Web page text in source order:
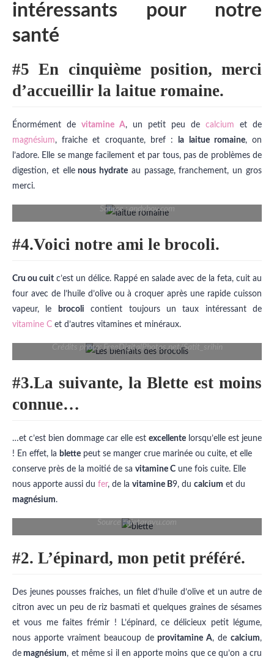
intéressants pour notre
santé
#5 En cinquième position, merci
d’accueillir la laitue romaine.
Énormément de vitamine A, un petit peu de calcium et de
magnésium, fraiche et croquante, bref : la laitue romaine, on
l’adore. Elle se mange facilement et par tous, pas de problèmes de
digestion, et ellenous hydrate au passage, franchement, un gros
merci.
Source : andyboy.com
#4.Voici notre ami le brocoli.
Cru ou cuit c’est un délice. Rappé en salade avec de la feta, cuit au
four avec de l’huile d’olive ou à croquer après une rapide cuisson
vapeur, le
brocoli contient toujours un taux intéressant de
vitamine C et d’autres vitamines et minéraux.
Crédits photo: FreeDigitalPhotos.net/Satit_srihin
#3.La suivante, la Blette est moins
connue…
…et c’est bien dommage car elle est excellente lorsqu’elle est jeune
! En effet, la blette peut se manger crue marinée ou cuite, et elle
conserve près de la moitié de sa vitamine C une fois cuite. Elle
nous apporte aussi du fer, de la vitamine B9, du calcium et du
magnésium.
Source : gietaravu.com
#2. L’épinard, mon petit préféré.
Des jeunes pousses fraiches, un filet d’huile d’olive et un autre de
citron avec un peu de riz basmati et quelques graines de sésames
et vous me faites frémir ! L’épinard, ce délicieux petit légume,
nous apporte vraiment beaucoup deprovitamine A, de calcium,
de magnésium, et même si il en apporte moins que ce qu’on a cru